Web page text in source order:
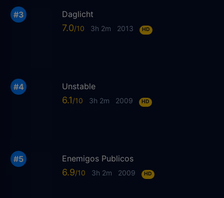
Daglicht
7.0 3h 2m 2013 HD
Unstable
6.1 3h 2m 2009 HD
Enemigos Publicos
6.9 3h 2m 2009 HD